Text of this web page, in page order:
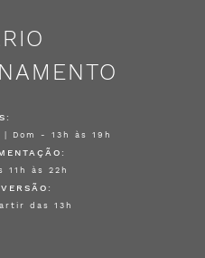
Dom - 13h às 19h
11h às 22h
das 13h